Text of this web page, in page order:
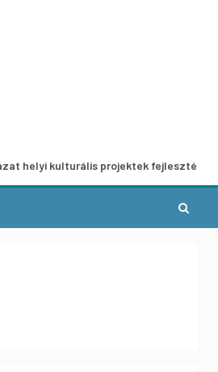
projektek fejlesztésére